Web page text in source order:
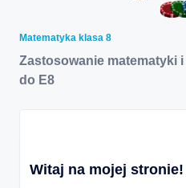
Matematyka klasa 8
Zastosowanie matematyki
do E8
Witaj na mojej stronie!